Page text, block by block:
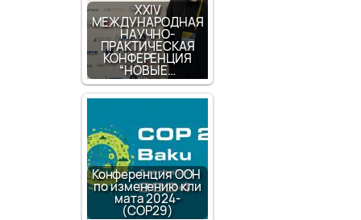
XXIV
МЕЖДУНАРОДНАЯ
НАУЧНО-
ПРАКТИЧЕСКАЯ
КОНФЕРЕНЦИЯ
“НОВЫЕ…
Конференция ООН
по изменению кли
мата 2024-
(COP29)